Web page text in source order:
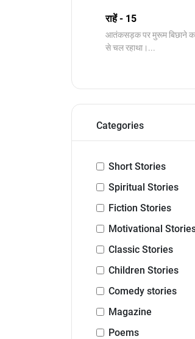
राहें - 15
आतंकसड़क पर मुरूम बिछाने का
से चल रहाथा।...
Categories
Short Stories
Spiritual Stories
Fiction Stories
Motivational
Classic Stories
Children Stories
Comedy stories
Magazine
Poems